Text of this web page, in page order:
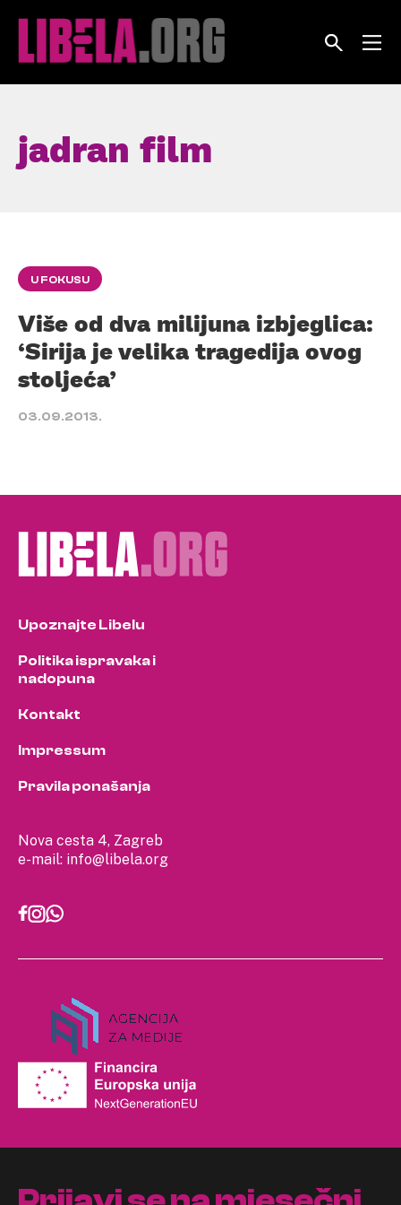
jadran film
U FOKUSU
Više od dva milijuna izbjeglica:
‘Sirija je velika tragedija ovog
stoljeća’
03.09.2013.
Nova cesta 4, Zagreb
e-mail: info@libela.org
Upoznajte Libelu
Politika ispravaka i
nadopuna
Kontakt
Impressum
Pravila ponašanja